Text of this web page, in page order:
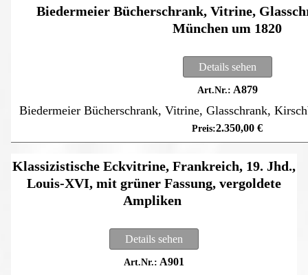
Biedermeier Bücherschrank, Vitrine,
München um 1820
Details sehen
A879
Biedermeier Bücherschrank, Vitrine, Glasschrank,
2.350,00 €
Klassizistische Eckvitrine, Frankreich, 19. Jhd.,
Louis-XVI, mit grüner Fassung, vergoldete
Ampliken
Details sehen
A901